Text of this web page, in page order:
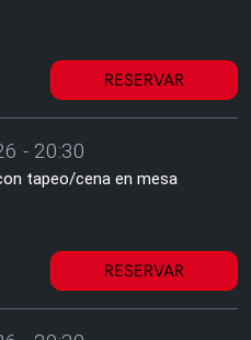
RESERVAR
- 20:30
tapeo/cena en mesa
RESERVAR